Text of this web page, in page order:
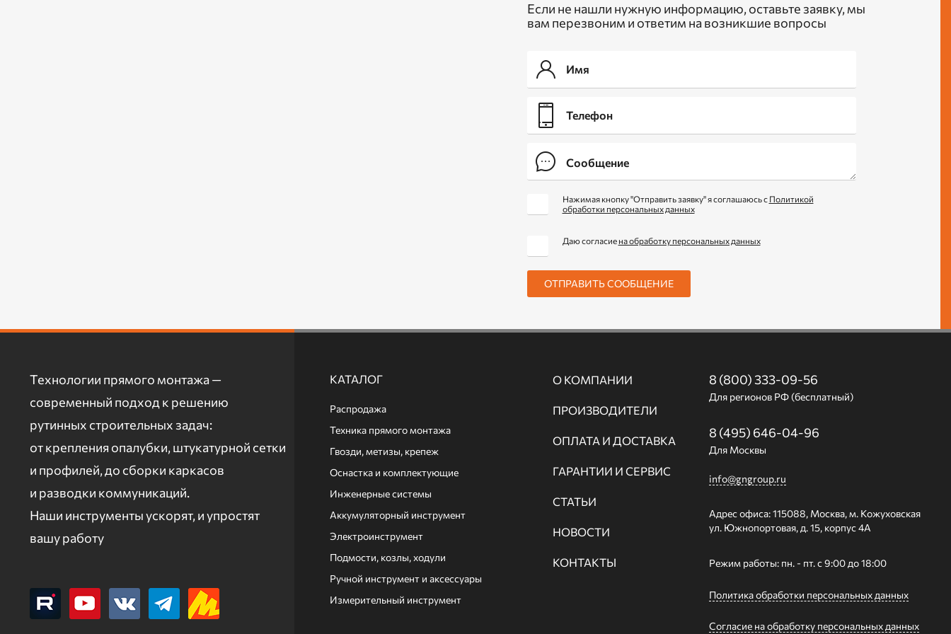
Если не нашли нужную информацию, оставьте заявку, мы
вам перезвоним и ответим на возникшие вопросы
Нажимая кнопку "Отправить заявку" я соглашаюсь с Политикой
обработки персональных данных
Даю согласие на обработку персональных данных
ОТПРАВИТЬ СООБЩЕНИЕ
Технологии прямого монтажа —
современный подход к решению
рутинных строительных задач:
от крепления опалубки, штукатурной сетки
и профилей, до сборки каркасов
и разводки коммуникаций.
Наши инструменты ускорят, и упростят
вашу работу
КАТАЛОГ
Распродажа
Техника прямого монтажа
Гвозди, метизы, крепеж
Оснастка и комплектующие
Инженерные системы
Аккумуляторный инструмент
Электроинструмент
Подмости, козлы, ходули
Ручной инcтрумент и аксессуары
Измерительный инструмент
О КОМПАНИИ
ПРОИЗВОДИТЕЛИ
ОПЛАТА И ДОСТАВКА
ГАРАНТИИ И СЕРВИС
СТАТЬИ
НОВОСТИ
КОНТАКТЫ
8 (800) 333-09-56
Для регионов РФ (бесплатный)
8 (495) 646-04-96
Для Москвы
info@gngroup.ru
Адрес офиса: 115088, Москва, м. Кожуховская
ул. Южнопортовая, д. 15, корпус 4А
Режим работы: пн. - пт. с 9:00 до 18:00
Политика обработки персональных данных
Согласие на обработку персональных данных